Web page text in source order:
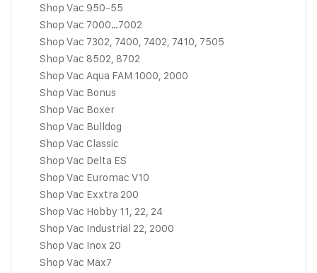
Shop Vac 950-55
Shop Vac 7000…7002
Shop Vac 7302, 7400, 7402, 7410, 7505
Shop Vac 8502, 8702
Shop Vac Aqua FAM 1000, 2000
Shop Vac Bonus
Shop Vac Boxer
Shop Vac Bulldog
Shop Vac Classic
Shop Vac Delta ES
Shop Vac Euromac V10
Shop Vac Exxtra 200
Shop Vac Hobby 11, 22, 24
Shop Vac Industrial 22, 2000
Shop Vac Inox 20
Shop Vac Max7